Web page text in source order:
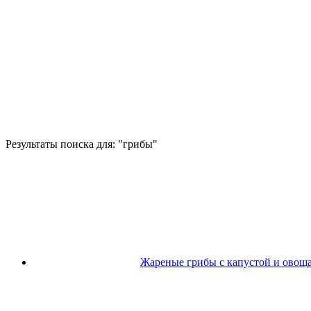
Результаты поиска для: "грибы"
Жареные грибы с капустой и